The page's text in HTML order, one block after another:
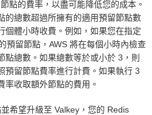
點的費率，以盡可能降低您的成本。
的總數超過所擁有的適用預留節點數
個體小時收費。例如，如果您在指定
預留節點，AWS 將在每個小時內檢查
點總數。如果總數等於或小於 3，則
預留節點費率進行計費。如果執行 3
率收取額外節點的費用。
希望升級至 Valkey，您的 Redis